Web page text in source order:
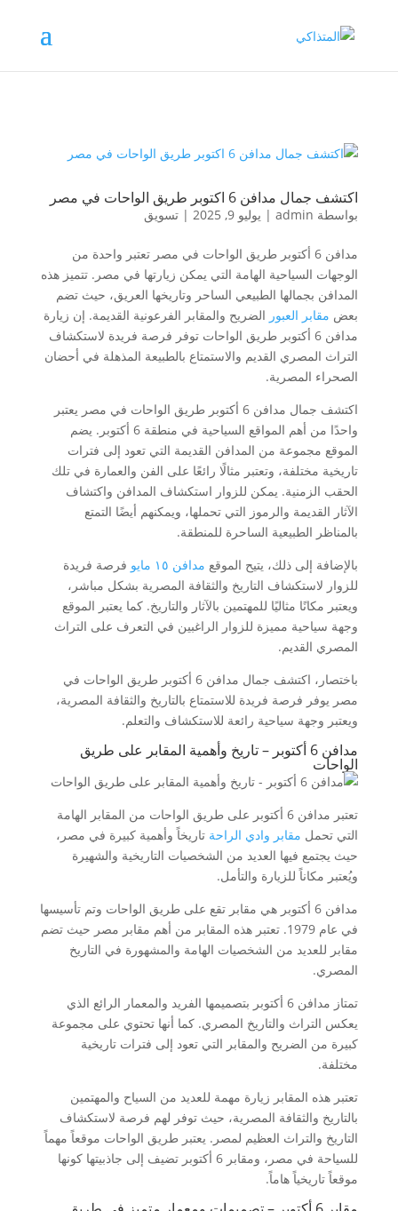
اكتشف جمال مدافن 6 اكتوبر طريق الواحات في مصر
بواسطة admin
| يوليو 9, 2025 | تسويق
مدافن 6 أكتوبر طريق الواحات في مصر تعتبر واحدة من
الوجهات السياحية الهامة التي يمكن زيارتها في مصر. تتميز هذه
المدافن بجمالها الطبيعي الساحر وتاريخها العريق، حيث تضم
بعض مقابر العبور الضريح والمقابر الفرعونية القديمة. إن زيارة
مدافن 6 أكتوبر طريق الواحات توفر فرصة فريدة لاستكشاف
التراث المصري القديم والاستمتاع بالطبيعة المذهلة في أحضان
الصحراء المصرية.
اكتشف جمال مدافن 6 أكتوبر طريق الواحات في مصر يعتبر
واحدًا من أهم المواقع السياحية في منطقة 6 أكتوبر. يضم
الموقع مجموعة من المدافن القديمة التي تعود إلى فترات
تاريخية مختلفة، وتعتبر مثالًا رائعًا على الفن والعمارة في تلك
الحقب الزمنية. يمكن للزوار استكشاف المدافن واكتشاف
الآثار القديمة والرموز التي تحملها، ويمكنهم أيضًا التمتع
بالمناظر الطبيعية الساحرة للمنطقة.
بالإضافة إلى ذلك، يتيح الموقع مدافن ١٥ مايو
فرصة فريدة
للزوار لاستكشاف التاريخ والثقافة المصرية بشكل مباشر،
ويعتبر مكانًا مثاليًا للمهتمين بالآثار والتاريخ. كما يعتبر الموقع
وجهة سياحية مميزة للزوار الراغبين في التعرف على التراث
المصري القديم.
باختصار، اكتشف جمال مدافن 6 أكتوبر طريق الواحات في
مصر يوفر فرصة فريدة للاستمتاع بالتاريخ والثقافة المصرية،
ويعتبر وجهة سياحية رائعة للاستكشاف والتعلم.
مدافن 6 أكتوبر – تاريخ وأهمية المقابر على طريق
الواحات
تعتبر مدافن 6 أكتوبر على طريق الواحات من المقابر الهامة
التي تحمل مقابر وادي الراحة تاريخاً وأهمية كبيرة في مصر،
حيث يجتمع فيها العديد من الشخصيات التاريخية والشهيرة
ويُعتبر مكاناً للزيارة والتأمل.
مدافن 6 أكتوبر هي مقابر تقع على طريق الواحات وتم تأسيسها
في عام 1979. تعتبر هذه المقابر من أهم مقابر مصر حيث تضم
مقابر للعديد من الشخصيات الهامة والمشهورة في التاريخ
المصري.
تمتاز مدافن 6 أكتوبر بتصميمها الفريد والمعمار الرائع الذي
يعكس التراث والتاريخ المصري. كما أنها تحتوي على مجموعة
كبيرة من الضريح والمقابر التي تعود إلى فترات تاريخية
مختلفة.
تعتبر هذه المقابر زيارة مهمة للعديد من السياح والمهتمين
بالتاريخ والثقافة المصرية، حيث توفر لهم فرصة لاستكشاف
التاريخ والتراث العظيم لمصر. يعتبر طريق الواحات موقعاً مهماً
للسياحة في مصر، ومقابر 6 أكتوبر تضيف إلى جاذبيتها كونها
موقعاً تاريخياً هاماً.